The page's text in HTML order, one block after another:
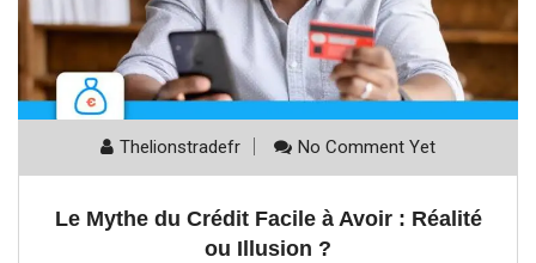
Thelionstradefr No Comment Yet
Le Mythe du Crédit Facile à Avoir : Réalité
ou Illusion ?